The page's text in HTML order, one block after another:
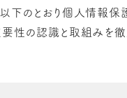
下のとおり個人情報保
性の認識と取組みを徹